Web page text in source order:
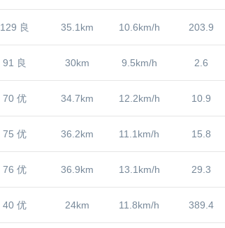
129 良 35.1km 10.6km/h 203.9
91 良 30km 9.5km/h 2.6
70 优 34.7km 12.2km/h 10.9
75 优 36.2km 11.1km/h 15.8
76 优 36.9km 13.1km/h 29.3
40 优 24km 11.8km/h 389.4